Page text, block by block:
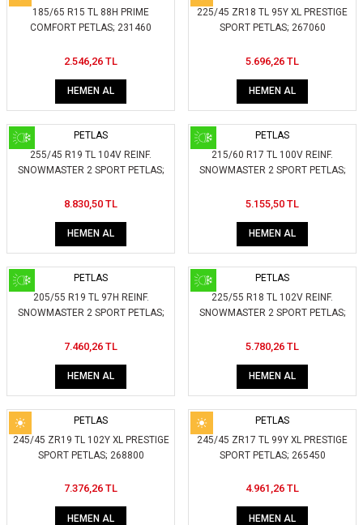
185/65 R15 TL 88H PRIME
COMFORT PETLAS; 231460
2.546,26 TL
HEMEN AL
225/45 ZR18 TL 95Y XL PRESTIGE
SPORT PETLAS; 267060
5.696,26 TL
HEMEN AL
PETLAS
255/45 R19 TL 104V REINF.
SNOWMASTER 2 SPORT PETLAS;
8.830,50 TL
HEMEN AL
PETLAS
215/60 R17 TL 100V REINF.
SNOWMASTER 2 SPORT PETLAS;
5.155,50 TL
HEMEN AL
PETLAS
205/55 R19 TL 97H REINF.
SNOWMASTER 2 SPORT PETLAS;
7.460,26 TL
HEMEN AL
PETLAS
225/55 R18 TL 102V REINF.
SNOWMASTER 2 SPORT PETLAS;
5.780,26 TL
HEMEN AL
PETLAS
245/45 ZR19 TL 102Y XL PRESTIGE
SPORT PETLAS; 268800
7.376,26 TL
HEMEN AL
PETLAS
245/45 ZR17 TL 99Y XL PRESTIGE
SPORT PETLAS; 265450
4.961,26 TL
HEMEN AL